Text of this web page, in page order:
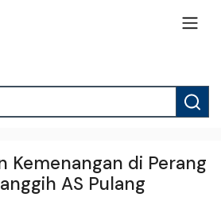
Kemenangan di Perang
AS Pulang